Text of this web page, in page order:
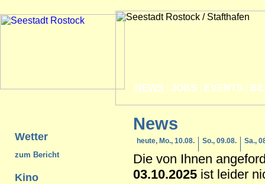
NEWS JOBS EVENTS
Wetter
zum Bericht
Kino
News
heute, Mo., 10.08. So., 09.08. Sa.,
Die von Ihnen
03.10.2025 ist leider